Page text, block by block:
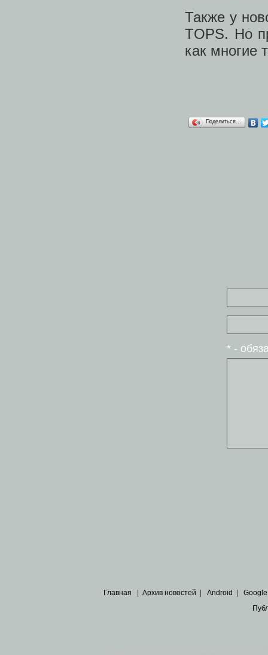
Также у
TOPS. Но
как многие
Поделиться…
* -
Главная Архив новостей Android Google